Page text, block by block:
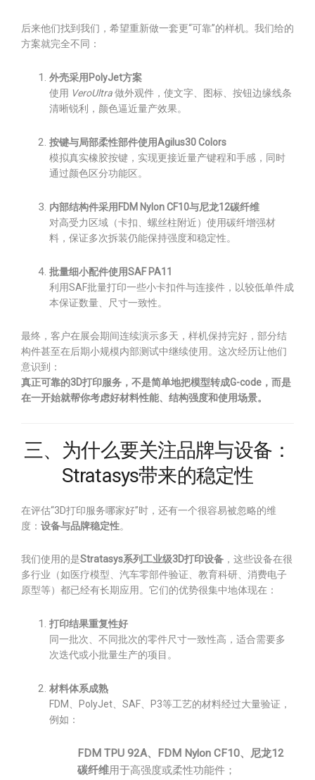
后来他们找到我们，希望重新做一套更“可靠”的样机。我们给的
方案就完全不同：
外壳采用PolyJet方案
使用 VeroUltra做外观件，使文字、图标、按钮边缘线条
清晰锐利，颜色逼近量产效果。
按键与局部柔性部件使用Agilus30 Colors
模拟真实橡胶按键，实现更接近量产键程和手感，同时
通过颜色区分功能区。
内部结构件采用FDM Nylon CF10与尼龙12碳纤维
对高受力区域（卡扣、螺丝柱附近）使用碳纤增强材
料，保证多次拆装仍能保持强度和稳定性。
批量细小配件使用SAF PA11
利用SAF批量打印一些小卡扣件与连接件，以较低单件成
本保证数量、尺寸一致性。
最终，客户在展会期间连续演示多天，样机保持完好，部分结
构件甚至在后期小规模内部测试中继续使用。这次经历让他们
意识到：
真正可靠的3D打印服务，不是简单地把模型转成G-code，而是
在一开始就帮你考虑好材料性能、结构强度和使用场景。
三、为什么要关注品牌与设备：
Stratasys带来的稳定性
在评估“3D打印服务哪家好”时，还有一个很容易被忽略的维
度： 设备与品牌稳定性。
我们使用的是Stratasys系列工业级3D打印设备 ，这些设备在很
多行业（如医疗模型、汽车零部件验证、教育科研、消费电子
原型等）都已经有长期应用。它们的优势很集中地体现在：
打印结果重复性好
同一批次、不同批次的零件尺寸一致性高，适合需要多
次迭代或小批量生产的项目。
材料体系成熟
FDM、PolyJet、SAF、P3等工艺的材料经过大量验证，
例如：
FDM TPU 92A、FDM Nylon CF10、尼龙12
碳纤维用于高强度或柔性功能件；